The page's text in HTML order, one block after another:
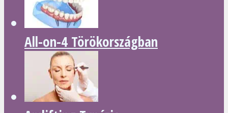
All-on-4 Törökországban